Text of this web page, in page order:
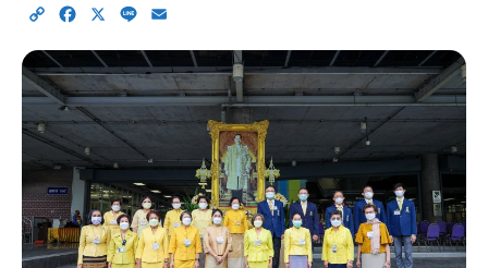
Copy Facebook
X Line